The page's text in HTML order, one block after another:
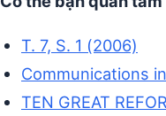
Phan Thị Hoa Lý
T. 7, S. 1 (2006)
Communications
TEN GREAT